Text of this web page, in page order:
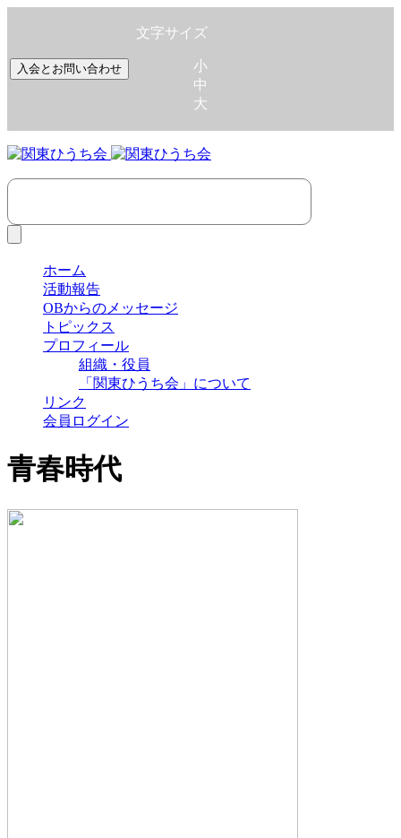
入会とお問い合わせ
文字サイズ
小
中
大
ホーム
活動報告
OBからのメッセージ
トピックス
プロフィール
組織・役員
「関東ひうち会」について
リンク
会員ログイン
青春時代